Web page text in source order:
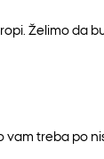
Želimo da
vam treba po